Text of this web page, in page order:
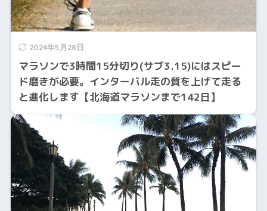
2024年5月28日
マラソンで3時間15分切り(サブ3.15)にはスピー
ド磨きが必要。インターバル走の質を上げて走る
と進化します【北海道マラソンまで142日】